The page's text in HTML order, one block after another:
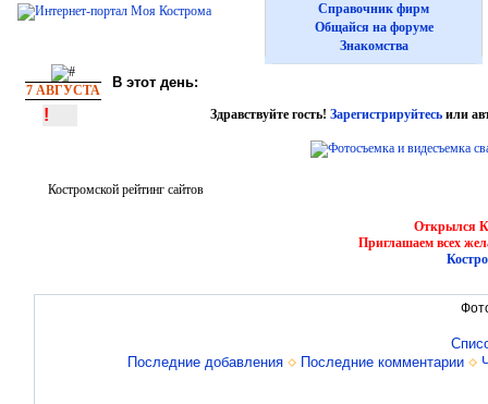
Справочник фирм
Общайся на форуме
Знакомства
7 АВГУСТА В этот день:
! Здравствуйте гость! Зарегистрируйтесьили
Костромской рейтинг сайтов
Открылся
Приглашаем всех
Последние добавления
Последние комментарии